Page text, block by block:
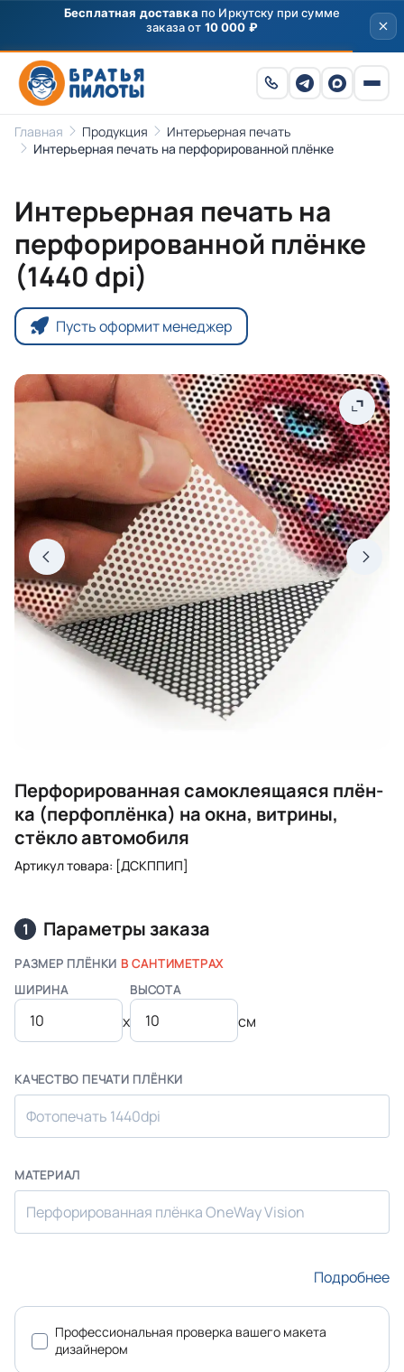
Бесплатная доставка по Иркутску при сумме
заказа от 10 000 ₽
Главная Продукция
Интерьерная печать
Интерьер­ная пе­чать на пер­фо­ри­ро­ван­ной плён­ке
Интерьер­ная пе­чать на
пер­фо­ри­ро­ван­ной плён­ке
(1440 dpi)
Пусть оформит менеджер
Перфорированная са­мо­клея­щая­ся плён­
ка (пер­фо­плён­ка) на ок­на, вит­ри­ны,
стёк­ло ав­то­мо­би­ля
Артикул товара: [ДСКППИП]
1 Параметры заказа
РАЗМЕР ПЛЁНКИ В САНТИМЕТРАХ
ШИРИНА
x
ВЫСОТА
см
КАЧЕСТВО ПЕЧАТИ ПЛЁНКИ
Фотопечать 1440dpi
МАТЕРИАЛ
Перфорированная плёнка OneWay Vision
Подробнее
Профессиональная проверка вашего макета
дизайнером